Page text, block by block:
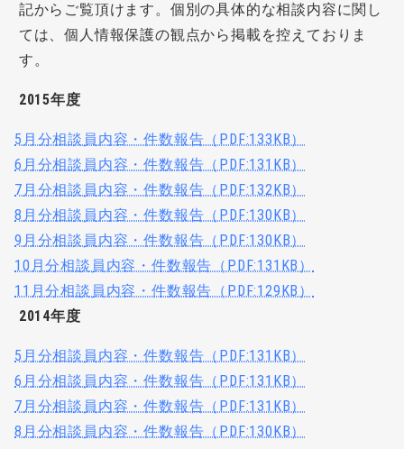
記からご覧頂けます。個別の具体的な相談内容に関し
ては、個人情報保護の観点から掲載を控えておりま
す。
2015年度
5月分相談員内容・件数報告（PDF:133KB）
6月分相談員内容・件数報告（PDF:131KB）
7月分相談員内容・件数報告（PDF:132KB）
8月分相談員内容・件数報告（PDF:130KB）
9月分相談員内容・件数報告（PDF:130KB）
10月分相談員内容・件数報告（PDF:131KB）
11月分相談員内容・件数報告（PDF:129KB）
2014年度
5月分相談員内容・件数報告（PDF:131KB）
6月分相談員内容・件数報告（PDF:131KB）
7月分相談員内容・件数報告（PDF:131KB）
8月分相談員内容・件数報告（PDF:130KB）